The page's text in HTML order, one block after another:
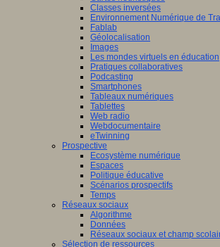
Classes inversées
Environnement Numérique de
Fablab
Géolocalisation
Images
Les mondes virtuels en éducation
Pratiques collaboratives
Podcasting
Smartphones
Tableaux numériques
Tablettes
Web radio
Webdocumentaire
eTwinning
Prospective
Ecosystème numérique
Espaces
Politique éducative
Scénarios prospectifs
Temps
Réseaux sociaux
Algorithme
Données
Réseaux sociaux et champ
Sélection de ressources